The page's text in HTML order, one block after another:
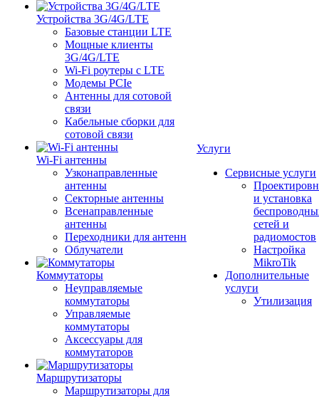
Устройства 3G/4G/LTE
Базовые станции LTE
Мощные клиенты
3G/4G/LTE
Wi-Fi роутеры с LTE
Модемы PCIe
Антенны для сотовой
связи
Кабельные сборки для
сотовой связи
Wi-Fi антенны
Узконаправленные
антенны
Секторные антенны
Всенаправленные
антенны
Переходники для антенн
Облучатели
Коммутаторы
Неуправляемые
коммутаторы
Управляемые
коммутаторы
Аксессуары для
коммутаторов
Маршрутизаторы
Маршрутизаторы для
Услуги
Сервисные услуги
и установка
сетей и
радиомостов
Настройка
MikroTik
Дополнительные
услуги
Утилизация